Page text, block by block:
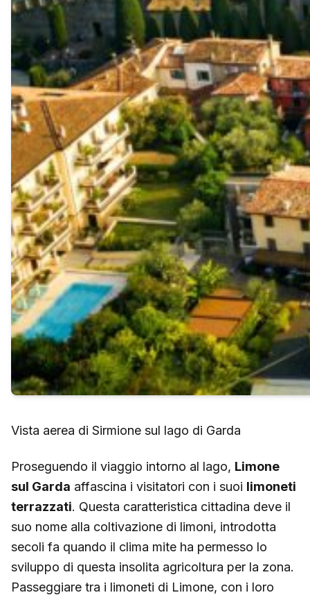
Vista aerea di Sirmione sul lago di Garda
Proseguendo il viaggio intorno al lago, Limone
sul Garda affascina i visitatori con i suoi limoneti
terrazzati. Questa caratteristica cittadina deve il
suo nome alla coltivazione di limoni, introdotta
secoli fa quando il clima mite ha permesso lo
sviluppo di questa insolita agricoltura per la zona.
Passeggiare tra i limoneti di Limone, con i loro